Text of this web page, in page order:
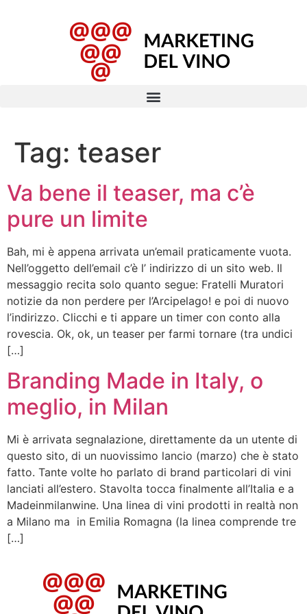
Tag: teaser
Va bene il teaser, ma c’è
pure un limite
Bah, mi è appena arrivata un’email praticamente vuota.
Nell’oggetto dell’email c’è l’ indirizzo di un sito web. Il
messaggio recita solo quanto segue: Fratelli Muratori
notizie da non perdere per l’Arcipelago! e poi di nuovo
l’indirizzo. Clicchi e ti appare un timer con conto alla
rovescia. Ok, ok, un teaser per farmi tornare (tra undici
[…]
Branding Made in Italy, o
meglio, in Milan
Mi è arrivata segnalazione, direttamente da un utente di
questo sito, di un nuovissimo lancio (marzo) che è stato
fatto. Tante volte ho parlato di brand particolari di vini
lanciati all’estero. Stavolta tocca finalmente all’Italia e a
Madeinmilanwine. Una linea di vini prodotti in realtà non
a Milano ma in Emilia Romagna (la linea comprende tre
[…]